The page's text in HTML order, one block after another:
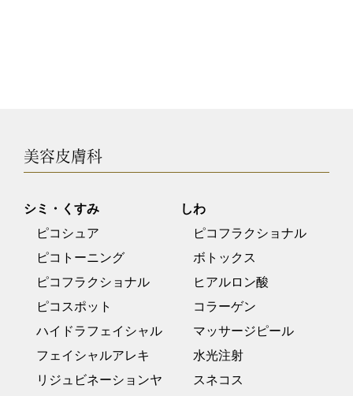
美容皮膚科
シミ・くすみ
ピコシュア
ピコトーニング
ピコフラクショナル
ピコスポット
ハイドラフェイシャル
フェイシャルアレキ
リジュビネーションヤ
しわ
ピコフラクショナル
ボトックス
ヒアルロン酸
コラーゲン
マッサージピール
水光注射
スネコス